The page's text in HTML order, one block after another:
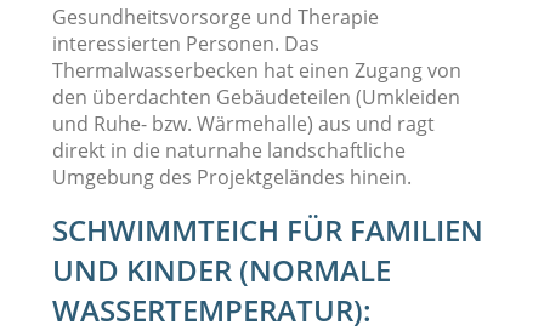
Gesundheitsvorsorge und Therapie
interessierten Personen. Das
Thermalwasserbecken hat einen Zugang von
den überdachten Gebäudeteilen (Umkleiden
und Ruhe- bzw. Wärmehalle) aus und ragt
direkt in die naturnahe landschaftliche
Umgebung des Projektgeländes hinein.
SCHWIMMTEICH FÜR FAMILIEN
UND KINDER (NORMALE
WASSERTEMPERATUR):